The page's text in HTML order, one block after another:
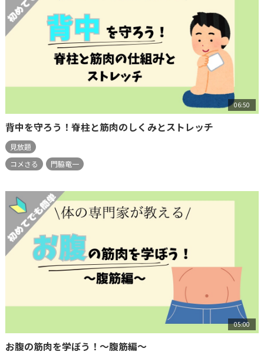
06:50
背中を守ろう！脊柱と筋肉のしくみとストレッチ
見放題
コメさる
門脇竜一
05:00
お腹の筋肉を学ぼう！～腹筋編～